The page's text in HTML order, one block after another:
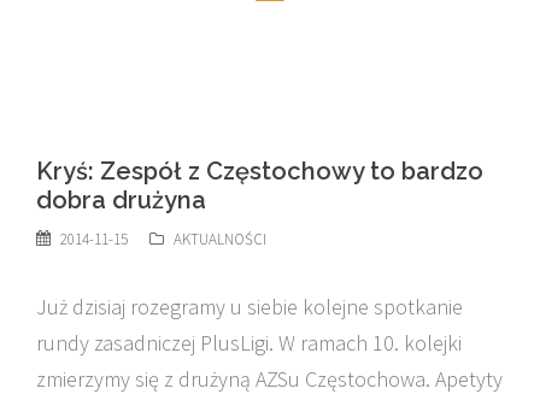
Kryś: Zespół z Częstochowy to bardzo
dobra drużyna
2014-11-15 AKTUALNOŚCI
Już dzisiaj rozegramy u siebie kolejne spotkanie
rundy zasadniczej PlusLigi. W ramach 10. kolejki
zmierzymy się z drużyną AZSu Częstochowa. Apetyty